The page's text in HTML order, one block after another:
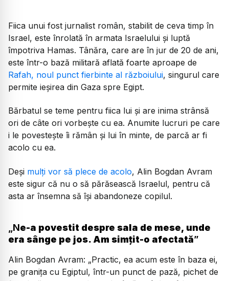
Fiica unui fost jurnalist român, stabilit de ceva timp în
Israel, este înrolată în armata Israelului și luptă
împotriva Hamas. Tânăra, care are în jur de 20 de ani,
este într-o bază militară aflată foarte aproape de
Rafah, noul punct fierbinte al războiului, singurul care
permite ieșirea din Gaza spre Egipt.
Bărbatul se teme pentru fiica lui și are inima strânsă
ori de câte ori vorbește cu ea. Anumite lucruri pe care
i le povestește îi rămân și lui în minte, de parcă ar fi
acolo cu ea.
Deși mulți vor să plece de acolo, Alin Bogdan Avram
este sigur că nu o să părăsească Israelul, pentru că
asta ar însemna să își abandoneze copilul.
„Ne-a povestit despre sala de mese, unde
era sânge pe jos. Am simțit-o afectată”
Alin Bogdan Avram: „Practic, ea acum este în baza ei,
pe granița cu Egiptul, într-un punct de pază, pichet de